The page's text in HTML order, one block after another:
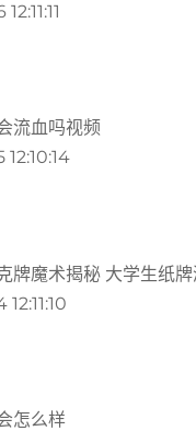
流血吗视频
牌魔术揭秘 大学生纸
怎么样